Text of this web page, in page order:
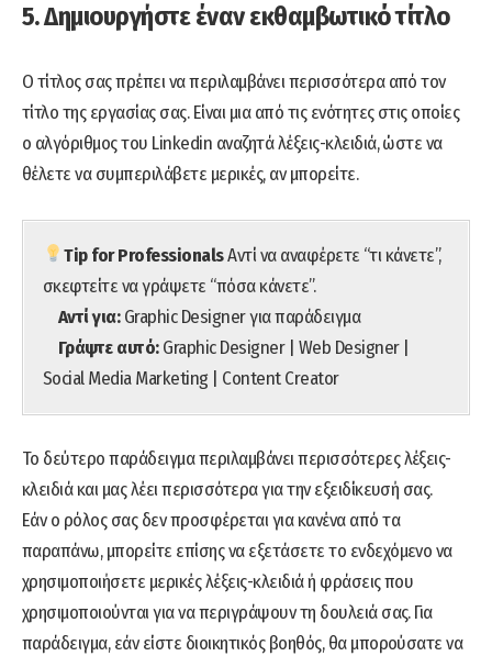
5. Δημιουργήστε έναν εκθαμβωτικό τίτλο
Ο τίτλος σας πρέπει να περιλαμβάνει περισσότερα από τον
τίτλο της εργασίας σας. Είναι μια από τις ενότητες στις οποίες
ο αλγόριθμος του Linkedin αναζητά λέξεις-κλειδιά, ώστε να
θέλετε να συμπεριλάβετε μερικές, αν μπορείτε.
Tip for ProfessionalsΑντί να αναφέρετε “τι κάνετε”,
σκεφτείτε να γράψετε “πόσα κάνετε”.
Αντί για:Graphic Designer για παράδειγμα
Γράψτε αυτό:Graphic Designer | Web Designer |
Social Media Marketing | Content Creator
Το δεύτερο παράδειγμα περιλαμβάνει περισσότερες λέξεις-
κλειδιά και μας λέει περισσότερα για την εξειδίκευσή σας.
Εάν ο ρόλος σας δεν προσφέρεται για κανένα από τα
παραπάνω, μπορείτε επίσης να εξετάσετε το ενδεχόμενο να
χρησιμοποιήσετε μερικές λέξεις-κλειδιά ή φράσεις που
χρησιμοποιούνται για να περιγράψουν τη δουλειά σας. Για
παράδειγμα, εάν είστε διοικητικός βοηθός, θα μπορούσατε να